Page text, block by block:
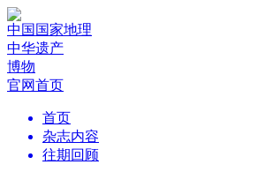
中国国家地理
中华遗产
博物
官网首页
首页
杂志内容
往期回顾